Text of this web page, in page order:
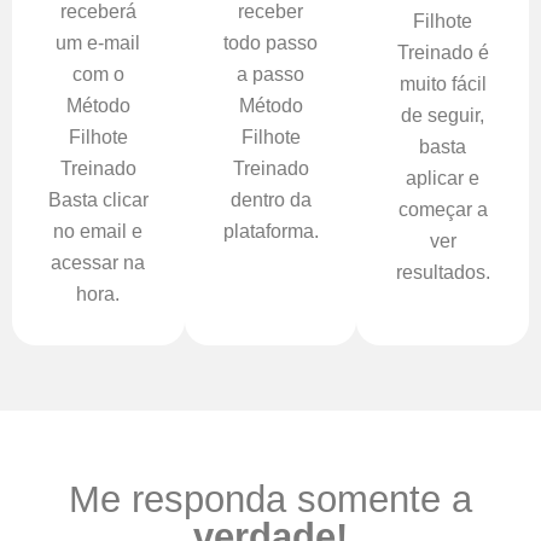
receberá
um e-mail
com o
Método
Filhote
Treinado
Basta clicar
no email e
acessar na
hora.
receber
todo passo
a passo
Método
Filhote
Treinado
dentro da
plataforma.
Filhote
Treinado é
muito fácil
de seguir,
basta
aplicar e
começar a
ver
resultados.
Me responda somente a